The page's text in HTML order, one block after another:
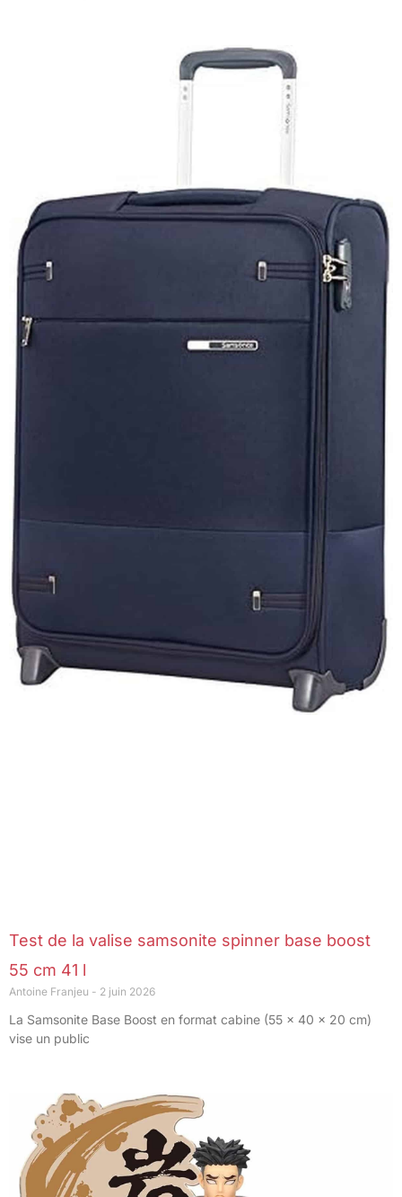
Test de la valise samsonite spinner base boost
55 cm 41 l
Antoine Franjeu 2 juin 2026
La Samsonite Base Boost en format cabine (55 x 40 x 20 cm)
vise un public